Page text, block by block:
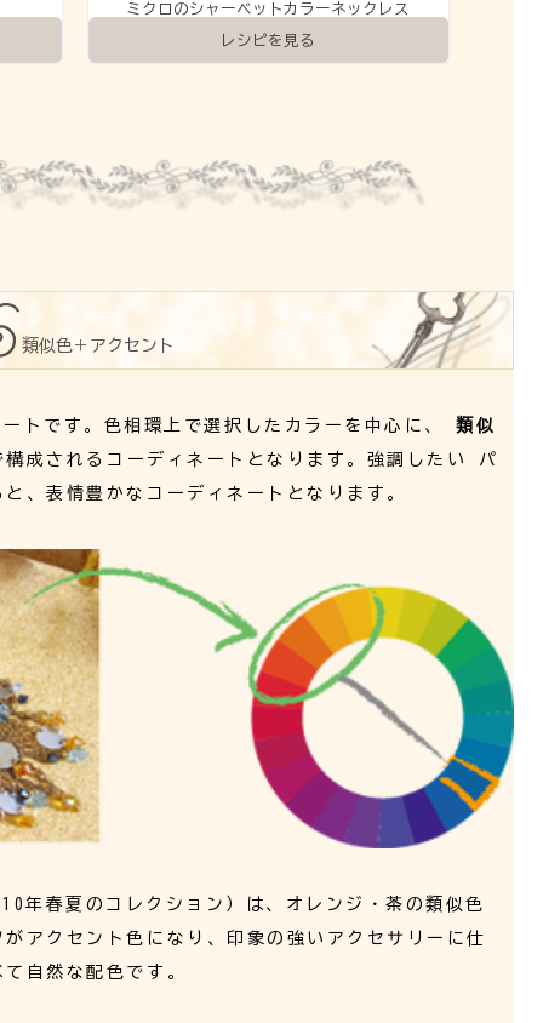
ミクロのシャーベットカラーネックレス
レシピを見る
類似色＋アクセント
トです。色相環上で選択したカラーを中心に、類似
構成されるコーディネートとなります。強調したい パ
、表情豊かなコーディネートとなります。
春夏のコレクション）は、オレンジ・茶の類似色
アクセント色になり、印象の強いアクセサリーに仕
自然な配色です。